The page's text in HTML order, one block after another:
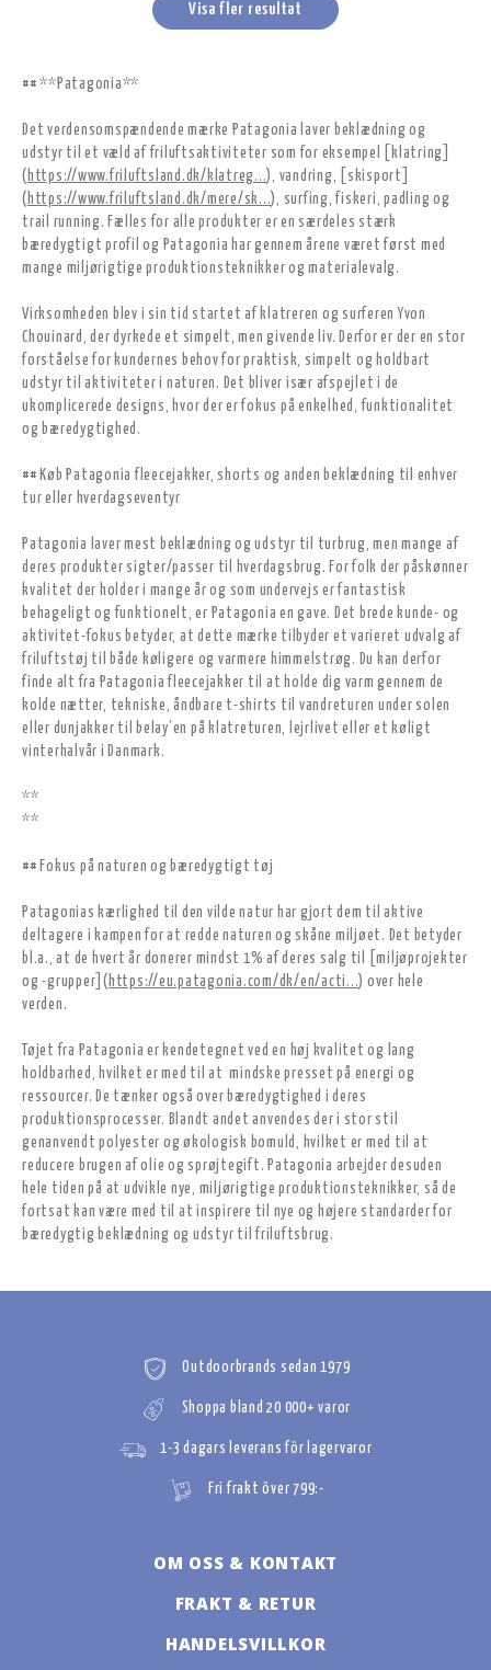
Visa fler resultat
## **Patagonia**
Det verdensomspændende mærke Patagonia laver beklædning og
udstyr til et væld af friluftsaktiviteter som for eksempel [klatring]
( https://www.friluftsland.dk/klatreg...), vandring, [skisport]
( https://www.friluftsland.dk/mere/sk...), surfing, fiskeri, padling og
trail running. Fælles for alle produkter er en særdeles stærk
bæredygtigt profil og Patagonia har gennem årene været først med
mange miljørigtige produktionsteknikker og materialevalg.
Virksomheden blev i sin tid startet af klatreren og surferen Yvon
Chouinard, der dyrkede et simpelt, men givende liv. Derfor er der en stor
forståelse for kundernes behov for praktisk, simpelt og holdbart
udstyr til aktiviteter i naturen. Det bliver især afspejlet i de
ukomplicerede designs, hvor der er fokus på enkelhed, funktionalitet
og bæredygtighed.
## Køb Patagonia fleecejakker, shorts og anden beklædning til enhver
tur eller hverdagseventyr
Patagonia laver mest beklædning og udstyr til turbrug, men mange af
deres produkter sigter/passer til hverdagsbrug. For folk der påskønner
kvalitet der holder i mange år og som undervejs er fantastisk
behageligt og funktionelt, er Patagonia en gave. Det brede kunde- og
aktivitet-fokus betyder, at dette mærke tilbyder et varieret udvalg af
friluftstøj til både køligere og varmere himmelstrøg. Du kan derfor
finde alt fra Patagonia fleecejakker til at holde dig varm gennem de
kolde nætter, tekniske, åndbare t-shirts til vandreturen under solen
eller dunjakker til belay’en på klatreturen, lejrlivet eller et køligt
vinterhalvår i Danmark.
**
**
## Fokus på naturen og bæredygtigt tøj
Patagonias kærlighed til den vilde natur har gjort dem til aktive
deltagere i kampen for at redde naturen og skåne miljøet. Det betyder
bl.a., at de hvert år donerer mindst 1% af deres salg til [miljøprojekter
og -grupper]( https://eu.patagonia.com/dk/en/acti...) over hele
verden.
Tøjet fra Patagonia er kendetegnet ved en høj kvalitet og lang
holdbarhed, hvilket er med til at mindske presset på energi og
ressourcer. De tænker også over bæredygtighed i deres
produktionsprocesser. Blandt andet anvendes der i stor stil
genanvendt polyester og økologisk bomuld, hvilket er med til at
reducere brugen af olie og sprøjtegift. Patagonia arbejder desuden
hele tiden på at udvikle nye, miljørigtige produktionsteknikker, så de
fortsat kan være med til at inspirere til nye og højere standarder for
bæredygtig beklædning og udstyr til friluftsbrug.
Outdoorbrands sedan 1979
Shoppa bland 20 000+ varor
1-3 dagars leverans för lagervaror
Fri frakt över 799:-
OM OSS & KONTAKT
FRAKT & RETUR
HANDELSVILLKOR